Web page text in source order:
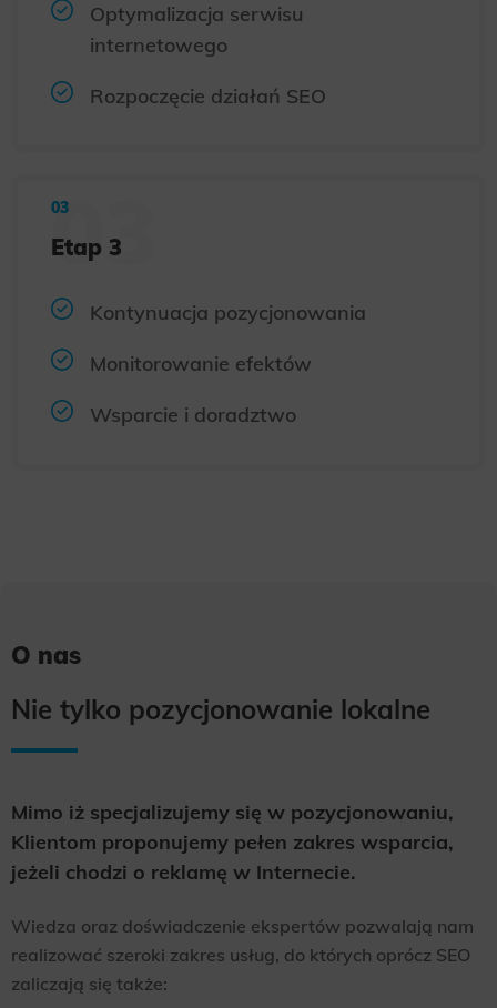
Optymalizacja serwisu
internetowego
Rozpoczęcie działań SEO
Etap 3
Kontynuacja pozycjonowania
Monitorowanie efektów
Wsparcie i doradztwo
O nas
Nie tylko pozycjonowanie lokalne
Mimo iż specjalizujemy się w pozycjonowaniu,
Klientom proponujemy pełen zakres wsparcia,
jeżeli chodzi o reklamę w Internecie.
Wiedza oraz doświadczenie ekspertów pozwalają nam
realizować szeroki zakres usług, do których oprócz SEO
zaliczają się także: